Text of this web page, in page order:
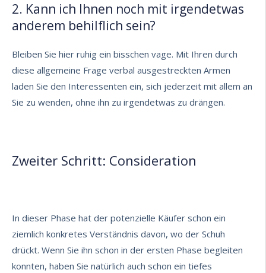
2. Kann ich Ihnen noch mit irgendetwas
anderem behilflich sein?
Bleiben Sie hier ruhig ein bisschen vage. Mit Ihren durch
diese allgemeine Frage verbal ausgestreckten Armen
laden Sie den Interessenten ein, sich jederzeit mit allem an
Sie zu wenden, ohne ihn zu irgendetwas zu drängen.
Zweiter Schritt: Consideration
In dieser Phase hat der potenzielle Käufer schon ein
ziemlich konkretes Verständnis davon, wo der Schuh
drückt. Wenn Sie ihn schon in der ersten Phase begleiten
konnten, haben Sie natürlich auch schon ein tiefes